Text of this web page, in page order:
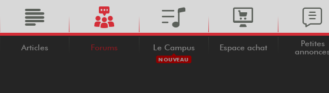
Articles Forums Le Campus
NOUVEAU
Espace achat
Petites